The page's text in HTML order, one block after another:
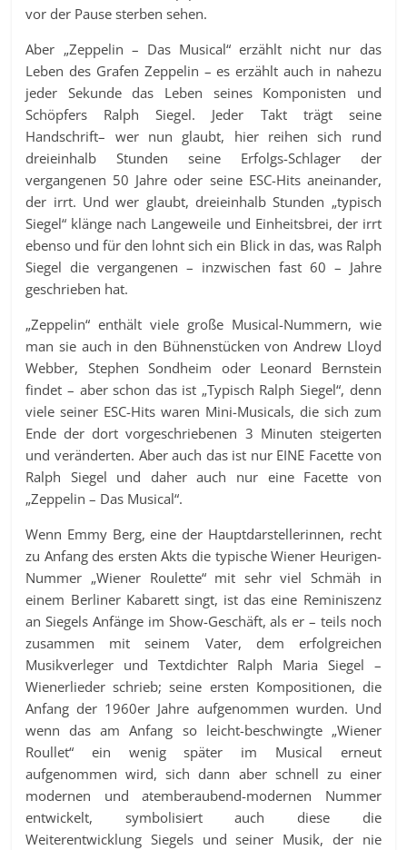
vor der Pause sterben sehen.
Aber „Zeppelin – Das Musical“ erzählt nicht nur das
Leben des Grafen Zeppelin – es erzählt auch in nahezu
jeder Sekunde das Leben seines Komponisten und
Schöpfers Ralph Siegel. Jeder Takt trägt seine
Handschrift– wer nun glaubt, hier reihen sich rund
dreieinhalb Stunden seine Erfolgs-Schlager der
vergangenen 50 Jahre oder seine ESC-Hits aneinander,
der irrt. Und wer glaubt, dreieinhalb Stunden „typisch
Siegel“ klänge nach Langeweile und Einheitsbrei, der irrt
ebenso und für den lohnt sich ein Blick in das, was Ralph
Siegel die vergangenen – inzwischen fast 60 – Jahre
geschrieben hat.
„Zeppelin“ enthält viele große Musical-Nummern, wie
man sie auch in den Bühnenstücken von Andrew Lloyd
Webber, Stephen Sondheim oder Leonard Bernstein
findet – aber schon das ist „Typisch Ralph Siegel“, denn
viele seiner ESC-Hits waren Mini-Musicals, die sich zum
Ende der dort vorgeschriebenen 3 Minuten steigerten
und veränderten. Aber auch das ist nur EINE Facette von
Ralph Siegel und daher auch nur eine Facette von
„Zeppelin – Das Musical“.
Wenn Emmy Berg, eine der Hauptdarstellerinnen, recht
zu Anfang des ersten Akts die typische Wiener Heurigen-
Nummer „Wiener Roulette“ mit sehr viel Schmäh in
einem Berliner Kabarett singt, ist das eine Reminiszenz
an Siegels Anfänge im Show-Geschäft, als er – teils noch
zusammen mit seinem Vater, dem erfolgreichen
Musikverleger und Textdichter Ralph Maria Siegel –
Wienerlieder schrieb; seine ersten Kompositionen, die
Anfang der 1960er Jahre aufgenommen wurden. Und
wenn das am Anfang so leicht-beschwingte „Wiener
Roullet“ ein wenig später im Musical erneut
aufgenommen wird, sich dann aber schnell zu einer
modernen und atemberaubend-modernen Nummer
entwickelt, symbolisiert auch diese die
Weiterentwicklung Siegels und seiner Musik, der nie